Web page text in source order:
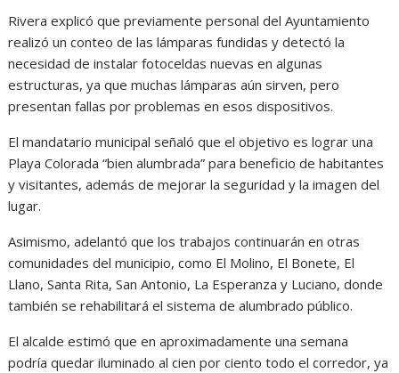
Rivera explicó que previamente personal del Ayuntamiento
realizó un conteo de las lámparas fundidas y detectó la
necesidad de instalar fotoceldas nuevas en algunas
estructuras, ya que muchas lámparas aún sirven, pero
presentan fallas por problemas en esos dispositivos.
El mandatario municipal señaló que el objetivo es lograr una
Playa Colorada “bien alumbrada” para beneficio de habitantes
y visitantes, además de mejorar la seguridad y la imagen del
lugar.
Asimismo, adelantó que los trabajos continuarán en otras
comunidades del municipio, como El Molino, El Bonete, El
Llano, Santa Rita, San Antonio, La Esperanza y Luciano, donde
también se rehabilitará el sistema de alumbrado público.
El alcalde estimó que en aproximadamente una semana
podría quedar iluminado al cien por ciento todo el corredor, ya